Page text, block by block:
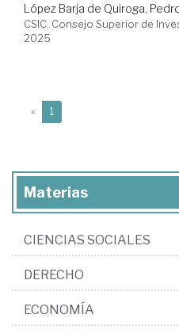
López Barja de Quiroga,
CSIC. Consejo Superior de
2025
« 1
Materias
CIENCIAS SOCIALES
DERECHO
ECONOMÍA